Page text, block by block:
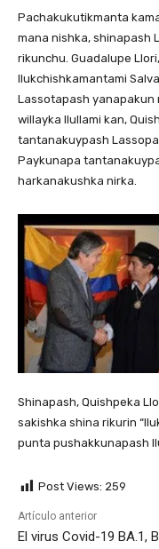
Pachakukutikmanta
mana nishka, shinapash
rikunchu. Guadalupe
llukchishkamantami
Lassotapash yanapakun
willayka llullami kan,
tantanakuypash
Paykunapa
harkanakushka nirka.
Shinapash, Quishpeka
sakishka shina rikurin
punta pushakkunapash
Post Views: 259
Artículo anterior
El virus Covid-19 BA.1,